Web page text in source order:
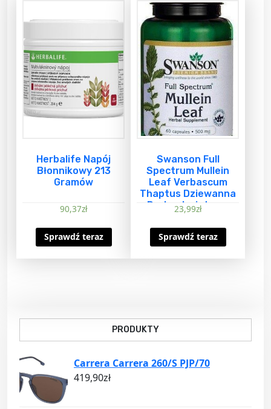
Herbalife Napój
Błonnikowy 213
Gramów
90,37zł
Sprawdź teraz
Swanson Full
Spectrum Mullein
Leaf Verbascum
Thaptus Dziewanna
Drobnokwiatowa
500Mg 60 Kapsułek
23,99zł
Sprawdź teraz
PRODUKTY
Carrera Carrera 260/S PJP/70
419,90zł